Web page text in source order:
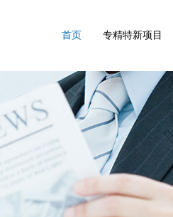
首页 专精特新项目